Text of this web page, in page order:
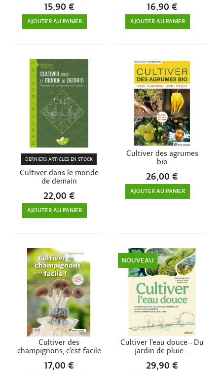
15,90 €
AJOUTER AU PANIER
16,90 €
AJOUTER AU PANIER
Cultiver dans le monde
de demain
DERNIERS ARTICLES EN STOCK
22,00 €
AJOUTER AU PANIER
Cultiver des agrumes
bio
26,00 €
AJOUTER AU PANIER
Cultiver des
champignons, c’est facile
17,00 €
Cultiver l'eau douce - Du
jardin de pluie...
29,90 €
NOUVEAU